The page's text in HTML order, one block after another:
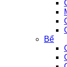
Bể